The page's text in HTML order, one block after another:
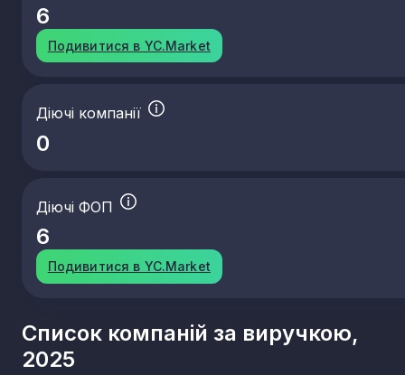
6
Подивитися в YC.Market
Діючі компанії
0
Діючі ФОП
6
Подивитися в YC.Market
Список компаній за виручкою,
2025